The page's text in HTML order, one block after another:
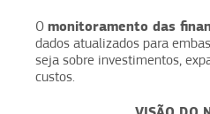
O monitoramento das
dados atualizados para
seja sobre investimentos,
custos.